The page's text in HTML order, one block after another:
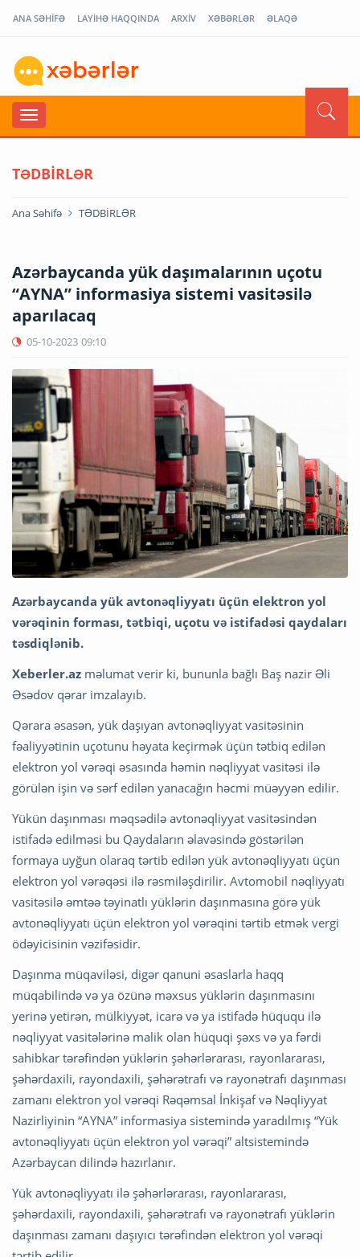
ANA SƏHİFƏ LAYİHƏ HAQQINDA ARXİV XƏBƏRLƏR ƏLAQƏ
TƏDBİRLƏR
Ana Səhifə TƏDBİRLƏR
Azərbaycanda yük daşımalarının uçotu
“AYNA” informasiya sistemi vasitəsilə
aparılacaq
05-10-2023 09:10
Azərbaycanda yük avtonəqliyyatı üçün elektron yol
vərəqinin forması, tətbiqi, uçotu və istifadəsi qaydaları
təsdiqlənib.
Xeberler.az məlumat verir ki, bununla bağlı Baş nazir Əli
Əsədov qərar imzalayıb.
Qərara əsasən, yük daşıyan avtonəqliyyat vasitəsinin
fəaliyyətinin uçotunu həyata keçirmək üçün tətbiq edilən
elektron yol vərəqi əsasında həmin nəqliyyat vasitəsi ilə
görülən işin və sərf edilən yanacağın həcmi müəyyən edilir.
Yükün daşınması məqsədilə avtonəqliyyat vasitəsindən
istifadə edilməsi bu Qaydaların əlavəsində göstərilən
formaya uyğun olaraq tərtib edilən yük avtonəqliyyatı üçün
elektron yol vərəqəsi ilə rəsmiləşdirilir. Avtomobil nəqliyyatı
vasitəsilə əmtəə təyinatlı yüklərin daşınmasına görə yük
avtonəqliyyatı üçün elektron yol vərəqini tərtib etmək vergi
ödəyicisinin vəzifəsidir.
Daşınma müqaviləsi, digər qanuni əsaslarla haqq
müqabilində və ya özünə məxsus yüklərin daşınmasını
yerinə yetirən, mülkiyyət, icarə və ya istifadə hüququ ilə
nəqliyyat vasitələrinə malik olan hüquqi şəxs və ya fərdi
sahibkar tərəfindən yüklərin şəhərlərarası, rayonlararası,
şəhərdaxili, rayondaxili, şəhərətrafı və rayonətrafı daşınması
zamanı elektron yol vərəqi Rəqəmsal İnkişaf və Nəqliyyat
Nazirliyinin “AYNA” informasiya sistemində yaradılmış “Yük
avtonəqliyyatı üçün elektron yol vərəqi” altsistemində
Azərbaycan dilində hazırlanır.
Yük avtonəqliyyatı ilə şəhərlərarası, rayonlararası,
şəhərdaxili, rayondaxili, şəhərətrafı və rayonətrafı yüklərin
daşınması zamanı daşıyıcı tərəfindən elektron yol vərəqi